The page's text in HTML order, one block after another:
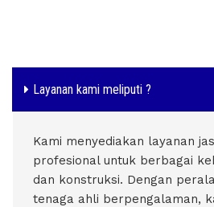
Layanan kami meliputi ?
Kami menyediakan layanan
profesional untuk berbagai
dan konstruksi. Dengan
tenaga ahli berpengalaman,